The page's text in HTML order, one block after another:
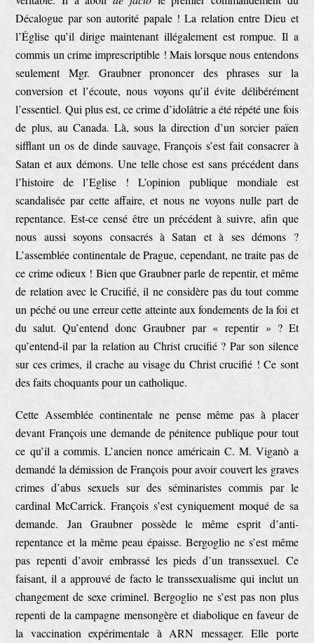
Décalogue par son autorité papale ! La relation entre Dieu et
l’Église qu’il dirige maintenant illégalement est rompue. Il a
commis un crime imprescriptible ! Mais lorsque nous entendons
seulement Mgr. Graubner prononcer des phrases sur la
conversion et l’écoute, nous voyons qu’il évite délibérément
l’essentiel. Qui plus est, ce crime d’idolâtrie a été répété une fois
de plus, au Canada. Là, sous la direction d’un sorcier païen
sifflant un os de dinde sauvage, François s’est fait consacrer à
Satan et aux démons. Une telle chose est sans précédent dans
l’histoire de l’Eglise ! L’opinion publique mondiale est
scandalisée par cette affaire, et nous ne voyons nulle part de
repentance. Est-ce censé être un précédent à suivre, afin que
nous aussi soyons consacrés à Satan et à ses démons ?
L’assemblée continentale de Prague, cependant, ne traite pas de
ce crime odieux ! Bien que Graubner parle de repentir, et même
de relation avec le Crucifié, il ne considère pas du tout comme
un péché ou une erreur cette atteinte aux fondements de la foi et
du salut. Qu’entend donc Graubner par « repentir » ? Et
qu’entend-il par la relation au Christ crucifié ? Par son silence
sur ces crimes, il crache au visage du Christ crucifié ! Ce sont
des faits choquants pour un catholique.
Cette Assemblée continentale ne pense même pas à placer
devant François une demande de pénitence publique pour tout
ce qu’il a commis. L’ancien nonce américain C. M. Viganò a
demandé la démission de François pour avoir couvert les graves
crimes d’abus sexuels sur des séminaristes commis par le
cardinal McCarrick. François s’est cyniquement moqué de sa
demande. Jan Graubner possède le même esprit d’anti-
repentance et la même peau épaisse. Bergoglio ne s’est même
pas repenti d’avoir embrassé les pieds d’un transsexuel. Ce
faisant, il a approuvé de facto le transsexualisme qui inclut un
changement de sexe criminel. Bergoglio ne s’est pas non plus
repenti de la campagne mensongère et diabolique en faveur de
la vaccination expérimentale à ARN messager. Elle porte